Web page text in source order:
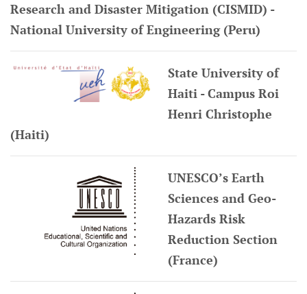
Research and Disaster Mitigation (CISMID) -
National University of Engineering (Peru)
State University of
Haiti - Campus Roi
Henri Christophe
(Haiti)
UNESCO’s Earth
Sciences and Geo-
Hazards Risk
Reduction Section
(France)